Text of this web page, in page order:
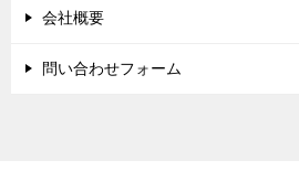
会社概要
問い合わせフォーム